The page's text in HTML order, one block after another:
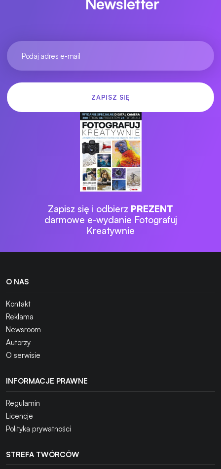
Zapisz się i odbierz PREZENT
darmowe e-wydanie Fotografuj
Kreatywnie
O NAS
Kontakt
Reklama
Newsroom
Autorzy
O serwisie
INFORMACJE PRAWNE
Regulamin
Licencje
Polityka prywatności
STREFA TWÓRCÓW